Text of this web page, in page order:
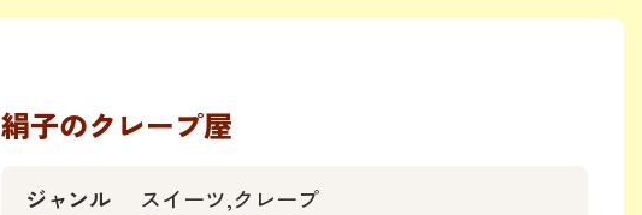
絹子のクレープ屋
ジャンル スイーツ,クレープ